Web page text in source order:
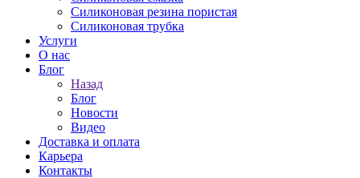
Силиконовая резина пористая
Силиконовая трубка
Услуги
О нас
Блог
Назад
Блог
Новости
Видео
Доставка и оплата
Карьера
Контакты